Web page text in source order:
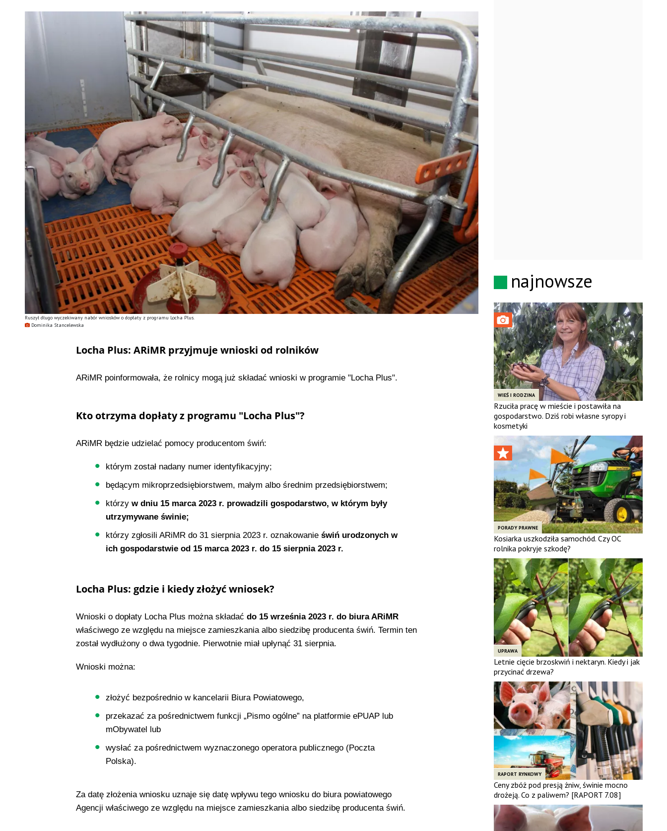
Ruszył długo wyczekiwany nabór wniosków o dopłaty z programu Locha Plus.
Dominika Stancelewska
Locha Plus: ARiMR przyjmuje wnioski od rolników
ARiMR poinformowała, że rolnicy mogą już składać wnioski w programie "Locha Plus".
Kto otrzyma dopłaty z programu "Locha Plus"?
ARiMR będzie udzielać pomocy producentom świń:
którym został nadany numer identyfikacyjny;
będącym mikroprzedsiębiorstwem, małym albo średnim przedsiębiorstwem;
którzy w dniu 15 marca 2023 r. prowadzili gospodarstwo, w którym były
utrzymywane świnie;
którzy zgłosili ARiMR do 31 sierpnia 2023 r. oznakowanie świń urodzonych w
ich gospodarstwie od 15 marca 2023 r. do 15 sierpnia 2023 r.
Locha Plus: gdzie i kiedy złożyć wniosek?
Wnioski o dopłaty Locha Plus można składać do 15 września 2023 r. do biura ARiMR
właściwego ze względu na miejsce zamieszkania albo siedzibę producenta świń. Termin ten
został wydłużony o dwa tygodnie. Pierwotnie miał upłynąć 31 sierpnia.
Wnioski można:
złożyć bezpośrednio w kancelarii Biura Powiatowego,
przekazać za pośrednictwem funkcji „Pismo ogólne” na platformie ePUAP lub
mObywatel lub
wysłać za pośrednictwem wyznaczonego operatora publicznego (Poczta
Polska).
Za datę złożenia wniosku uznaje się datę wpływu tego wniosku do biura powiatowego
Agencji właściwego ze względu na miejsce zamieszkania albo siedzibę producenta świń.
najnowsze
WIEŚ I RODZINA
Rzuciła pracę w mieście i postawiła na
gospodarstwo. Dziś robi własne syropy i
kosmetyki
PORADY PRAWNE
Kosiarka uszkodziła samochód. Czy OC
rolnika pokryje szkodę?
UPRAWA
Letnie cięcie brzoskwiń i nektaryn. Kiedy i jak
przycinać drzewa?
RAPORT RYNKOWY
Ceny zbóż pod presją żniw, świnie mocno
drożeją. Co z paliwem? [RAPORT 7.08]